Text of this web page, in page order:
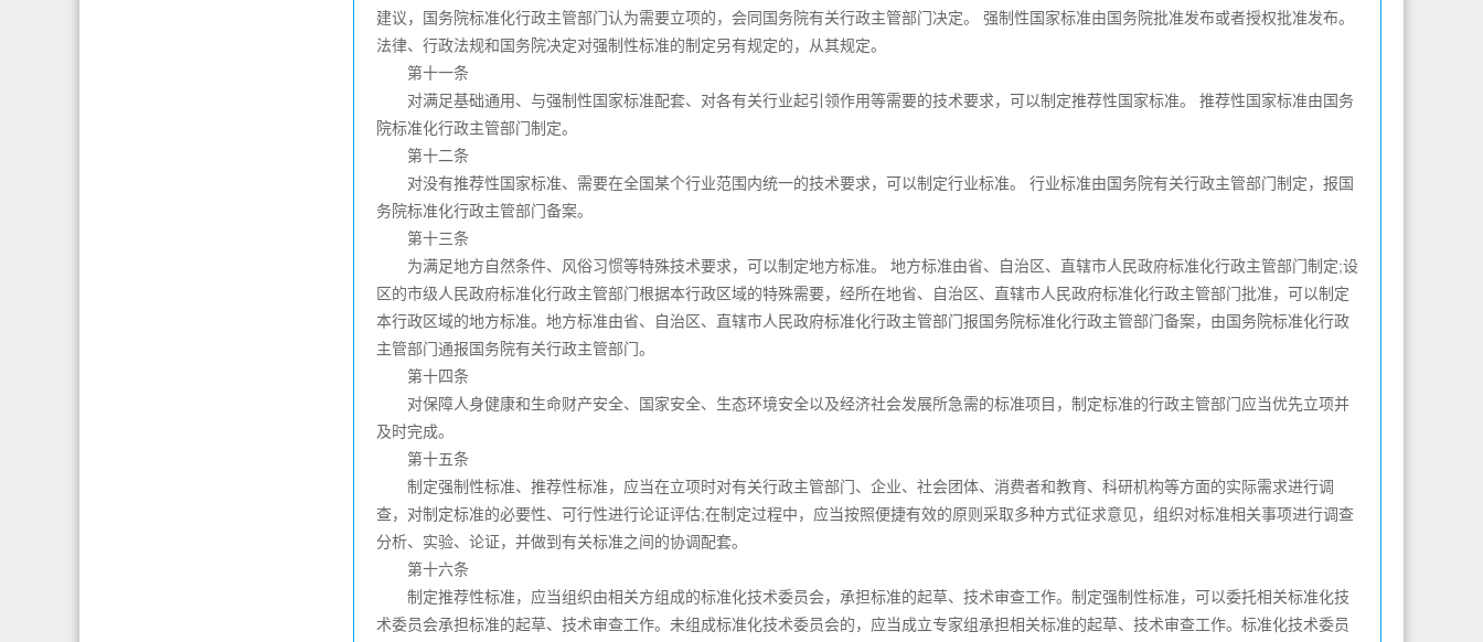
建议，国务院标准化行政主管部门认为需要立项的，会同国务院有关行政主管部门决定。 强制性国家标准由国务院批准发布或者授权批准发布。
法律、行政法规和国务院决定对强制性标准的制定另有规定的，从其规定。
第十一条
对满足基础通用、与强制性国家标准配套、对各有关行业起引领作用等需要的技术要求，可以制定推荐性国家标准。 推荐性国家标准由国务
院标准化行政主管部门制定。
第十二条
对没有推荐性国家标准、需要在全国某个行业范围内统一的技术要求，可以制定行业标准。 行业标准由国务院有关行政主管部门制定，报国
务院标准化行政主管部门备案。
第十三条
为满足地方自然条件、风俗习惯等特殊技术要求，可以制定地方标准。 地方标准由省、自治区、直辖市人民政府标准化行政主管部门制定;设
区的市级人民政府标准化行政主管部门根据本行政区域的特殊需要，经所在地省、自治区、直辖市人民政府标准化行政主管部门批准，可以制定
本行政区域的地方标准。地方标准由省、自治区、直辖市人民政府标准化行政主管部门报国务院标准化行政主管部门备案，由国务院标准化行政
主管部门通报国务院有关行政主管部门。
第十四条
对保障人身健康和生命财产安全、国家安全、生态环境安全以及经济社会发展所急需的标准项目，制定标准的行政主管部门应当优先立项并
及时完成。
第十五条
制定强制性标准、推荐性标准，应当在立项时对有关行政主管部门、企业、社会团体、消费者和教育、科研机构等方面的实际需求进行调
查，对制定标准的必要性、可行性进行论证评估;在制定过程中，应当按照便捷有效的原则采取多种方式征求意见，组织对标准相关事项进行调查
分析、实验、论证，并做到有关标准之间的协调配套。
第十六条
制定推荐性标准，应当组织由相关方组成的标准化技术委员会，承担标准的起草、技术审查工作。制定强制性标准，可以委托相关标准化技
术委员会承担标准的起草、技术审查工作。未组成标准化技术委员会的，应当成立专家组承担相关标准的起草、技术审查工作。标准化技术委员